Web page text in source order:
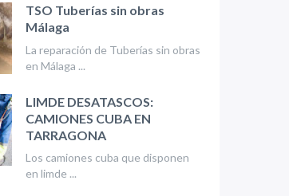
TSO Tuberías sin obras
Málaga
La reparación de Tuberías sin obras
en Málaga ...
LIMDE DESATASCOS:
CAMIONES CUBA EN
TARRAGONA
Los camiones cuba que disponen
en limde ...